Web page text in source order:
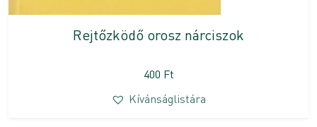
Rejtőzködő orosz nárciszok
400 Ft
Kívánságlistára